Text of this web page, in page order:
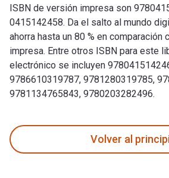
ISBN de versión impresa son
0415142458. Da el salto al mundo
ahorra hasta un 80 % en comparación
impresa. Entre otros ISBN para este
electrónico se incluyen
9786610319787, 9781280319785,
9781134765843, 9780203282496.
Volver al